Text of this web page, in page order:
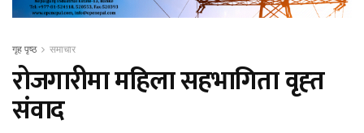
गृह पृष्ठ समाचार
रोजगारीमा महिला सहभागिता वृह्त
संवाद